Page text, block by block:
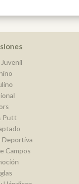
Putt
Deportiva
Campos